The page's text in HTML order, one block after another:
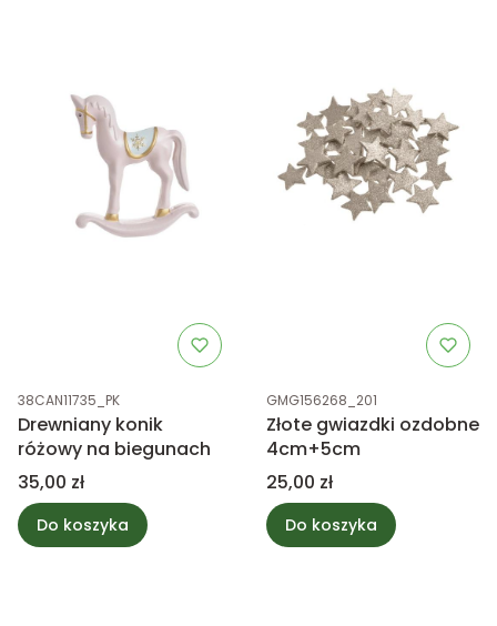
Kod produktu
38CAN11735_PK
Drewniany konik
różowy na biegunach
Cena
35,00 zł
Do koszyka
Kod produktu
GMG156268_201
Złote gwiazdki ozdobne
4cm+5cm
Cena
25,00 zł
Do koszyka